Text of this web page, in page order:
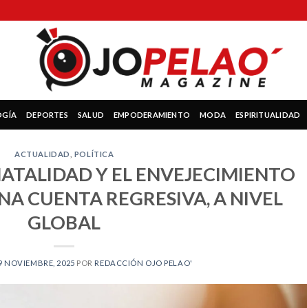
DEPORTES SALUD EMPODERAMIENTO MODA ESPIRITUALIDAD
ACTUALIDAD POLÍTICA
Y EL ENVEJECIMIENTO
CUENTA REGRESIVA, A NIVEL
GLOBAL
NOVIEMBRE, 2025 POR REDACCIÓN OJO PELAO'